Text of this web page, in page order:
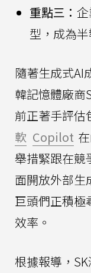
重點三：
型，成為
隨著生成式AI
韓記憶體廠商
前正著手評估
軟 Copilot
舉措緊跟在競
面開放外部生
巨頭們正積極
效率。
根據報導，